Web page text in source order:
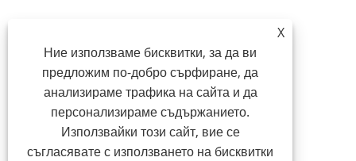
X
Ние използваме бисквитки, за да ви
предложим по-добро сърфиране, да
анализираме трафика на сайта и да
персонализираме съдържанието.
Използвайки този сайт, вие се
съгласявате с използването на бисквитки